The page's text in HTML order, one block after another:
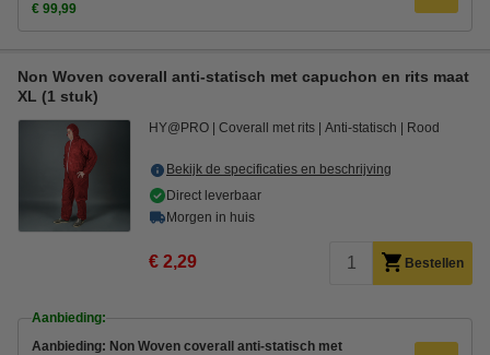
€ 99,99
Non Woven coverall anti-statisch met capuchon en rits maat
XL (1 stuk)
HY@PRO Coverall met rits Anti-statisch Rood
Bekijk de specificaties en beschrijving
Direct leverbaar
Morgen in huis
€ 2,29 Bestellen
Aanbieding:
Aanbieding: Non Woven coverall anti-statisch met